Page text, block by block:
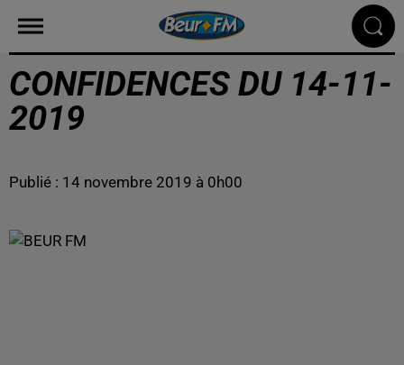
CONFIDENCES DU 14-11-
2019
Publié : 14 novembre 2019 à 0h00